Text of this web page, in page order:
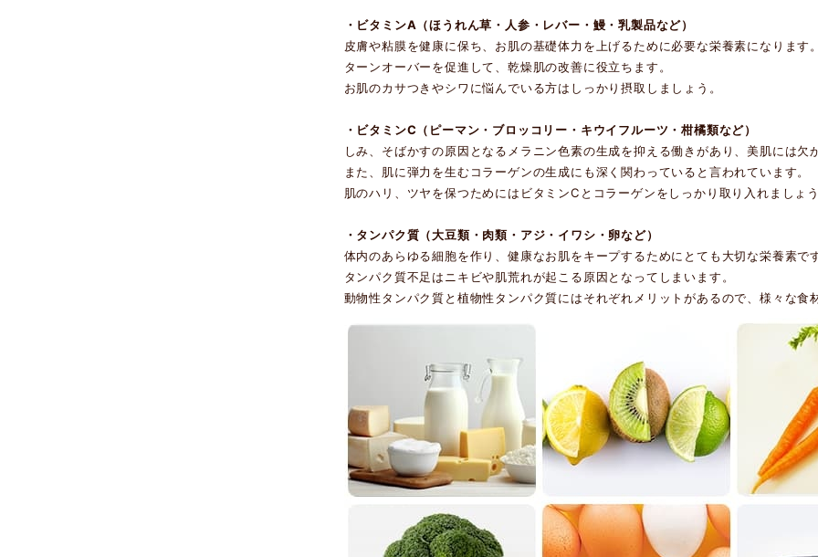
・ビタミンA（ほうれん草・人参・レバー・鰻・乳製品など）
皮膚や粘膜を健康に保ち、お肌の基礎体力を上げるために必要な栄養素になります
ターンオーバーを促進して、乾燥肌の改善に役立ちます。
お肌のカサつきやシワに悩んでいる方はしっかり摂取しましょう。
・ビタミンC（ピーマン・ブロッコリー・キウイフルーツ・柑橘類など）
しみ、そばかすの原因となるメラニン色素の生成を抑える働きがあり、美肌には欠
また、肌に弾力を生むコラーゲンの生成にも深く関わっていると言われています。
肌のハリ、ツヤを保つためにはビタミンCとコラーゲンをしっかり取り入れましょ
・タンパク質（大豆類・肉類・アジ・イワシ・卵など）
体内のあらゆる細胞を作り、健康なお肌をキープするためにとても大切な栄養素で
タンパク質不足はニキビや肌荒れが起こる原因となってしまいます。
動物性タンパク質と植物性タンパク質にはそれぞれメリットがあるので、様々な食